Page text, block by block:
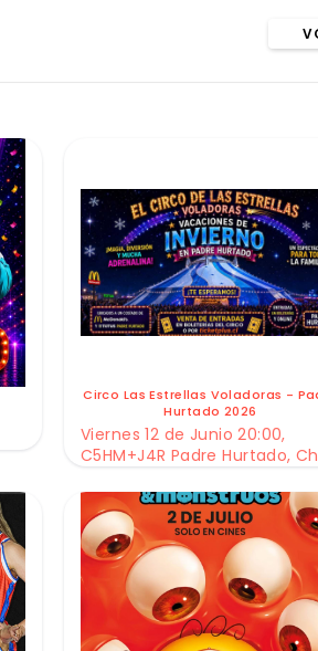
Circo Las Estrellas Voladoras -
Hurtado 2026
Viernes 12 de Junio 20:00,
C5HM+J4R Padre Hurtado,